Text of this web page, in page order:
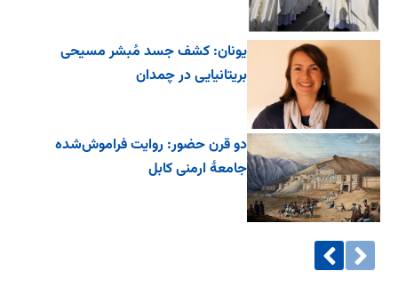
یونان: کشف جسد مُبشر مسیحی
بریتانیایی در چمدان
دو قرن حضور: روایت فراموش‌شده
جامعۀ ارمنی کابل